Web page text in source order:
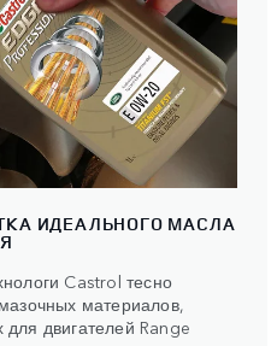
ИДЕАЛЬНОГО МАСЛА
Castrol тесно
материалов,
двигателей Range